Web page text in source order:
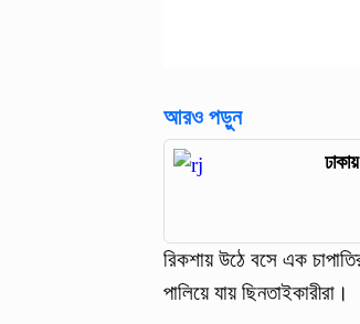
আরও পড়ুন
রিকশায় উঠে বসে এক
পালিয়ে যায় ছিনতাইকারীরা।